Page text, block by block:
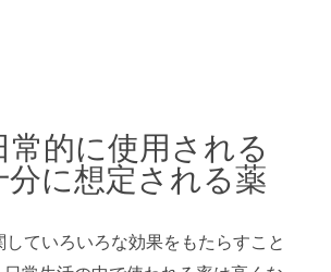
常的に使用される
に想定される薬
ていろいろな効果をもたらすこと